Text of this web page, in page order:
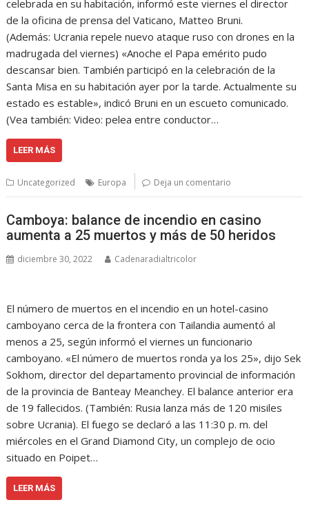
celebrada en su habitación, informó este viernes el director
de la oficina de prensa del Vaticano, Matteo Bruni.
(Además: Ucrania repele nuevo ataque ruso con drones en la
madrugada del viernes) «Anoche el Papa emérito pudo
descansar bien. También participó en la celebración de la
Santa Misa en su habitación ayer por la tarde. Actualmente su
estado es estable», indicó Bruni en un escueto comunicado.
(Vea también: Video: pelea entre conductor…
LEER MÁS
Uncategorized Europa Deja un comentario
Camboya: balance de incendio en casino
aumenta a 25 muertos y más de 50 heridos
diciembre 30, 2022 Cadenaradialtricolor
El número de muertos en el incendio en un hotel-casino
camboyano cerca de la frontera con Tailandia aumentó al
menos a 25, según informó el viernes un funcionario
camboyano. «El número de muertos ronda ya los 25», dijo Sek
Sokhom, director del departamento provincial de información
de la provincia de Banteay Meanchey. El balance anterior era
de 19 fallecidos. (También: Rusia lanza más de 120 misiles
sobre Ucrania). El fuego se declaró a las 11:30 p. m. del
miércoles en el Grand Diamond City, un complejo de ocio
situado en Poipet…
LEER MÁS